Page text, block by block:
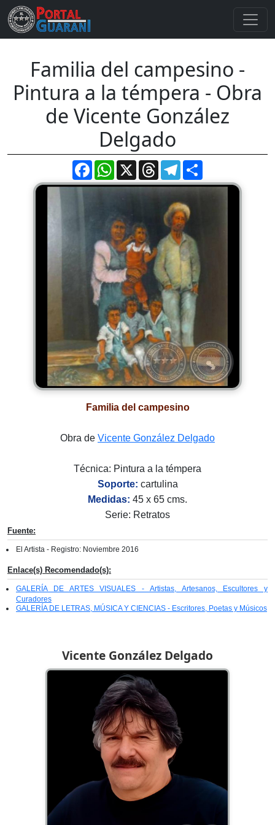
Vicente González Delgado
Familia del campesino -
Pintura a la témpera - Obra
de Vicente González
Delgado
FacebookWhatsApp
X ThreadsTelegram
Familia del campesino
Obra de Vicente González Delgado
Técnica: Pintura a la témpera
Soporte: cartulina
Medidas: 45 x 65 cms.
Serie: Retratos
Fuente:
El Artista - Registro: Noviembre 2016
Enlace(s) Recomendado(s):
GALERÍA DE ARTES VISUALES - Artistas, Artesanos, Escultores y
Curadores
GALERÍA DE LETRAS, MÚSICA Y CIENCIAS - Escritores, Poetas y Músicos